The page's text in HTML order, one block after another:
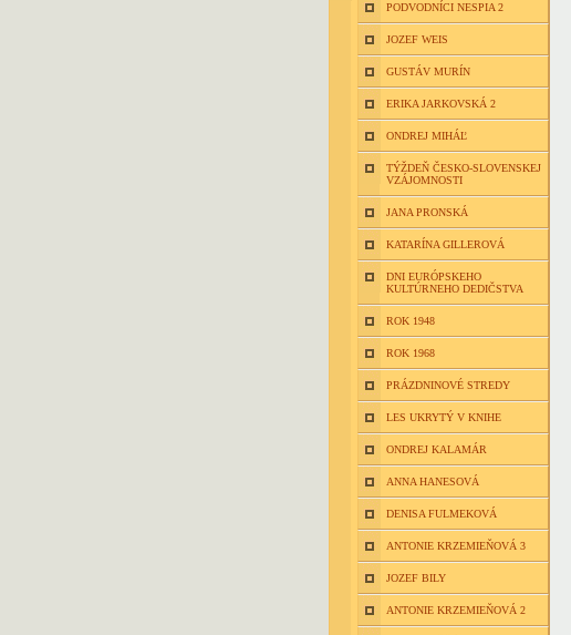
PODVODNÍCI NESPIA 2
JOZEF WEIS
GUSTÁV MURÍN
ERIKA JARKOVSKÁ 2
ONDREJ MIHÁĽ
TÝŽDEŇ ČESKO-SLOVENSKEJ
VZÁJOMNOSTI
JANA PRONSKÁ
KATARÍNA GILLEROVÁ
DNI EURÓPSKEHO
KULTÚRNEHO DEDIČSTVA
ROK 1948
ROK 1968
PRÁZDNINOVÉ STREDY
LES UKRYTÝ V KNIHE
ONDREJ KALAMÁR
ANNA HANESOVÁ
DENISA FULMEKOVÁ
ANTONIE KRZEMIEŇOVÁ 3
JOZEF BILY
ANTONIE KRZEMIEŇOVÁ 2